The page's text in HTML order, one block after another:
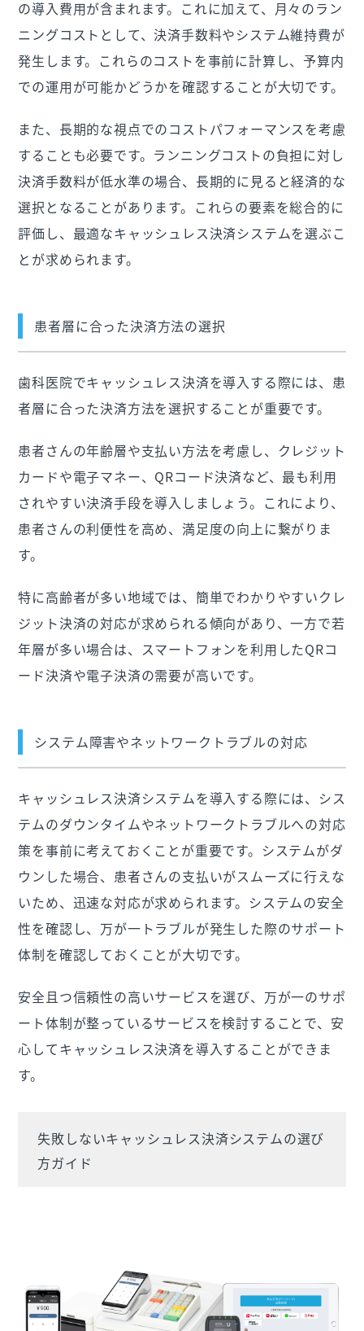
の導入費用が含まれます。これに加えて、月々のラン
ニングコストとして、決済手数料やシステム維持費が
発生します。これらのコストを事前に計算し、予算内
での運用が可能かどうかを確認することが大切です。
また、長期的な視点でのコストパフォーマンスを考慮
することも必要です。ランニングコストの負担に対し
決済手数料が低水準の場合、長期的に見ると経済的な
選択となることがあります。これらの要素を総合的に
評価し、最適なキャッシュレス決済システムを選ぶこ
とが求められます。
患者層に合った決済方法の選択
歯科医院でキャッシュレス決済を導入する際には、患
者層に合った決済方法を選択することが重要です。
患者さんの年齢層や支払い方法を考慮し、クレジット
カードや電子マネー、QRコード決済など、最も利用
されやすい決済手段を導入しましょう。これにより、
患者さんの利便性を高め、満足度の向上に繋がりま
す。
特に高齢者が多い地域では、簡単でわかりやすいクレ
ジット決済の対応が求められる傾向があり、一方で若
年層が多い場合は、スマートフォンを利用したQRコ
ード決済や電子決済の需要が高いです。
システム障害やネットワークトラブルの対応
キャッシュレス決済システムを導入する際には、シス
テムのダウンタイムやネットワークトラブルへの対応
策を事前に考えておくことが重要です。システムがダ
ウンした場合、患者さんの支払いがスムーズに行えな
いため、迅速な対応が求められます。システムの安全
性を確認し、万が一トラブルが発生した際のサポート
体制を確認しておくことが大切です。
安全且つ信頼性の高いサービスを選び、万が一のサポ
ート体制が整っているサービスを検討することで、安
心してキャッシュレス決済を導入することができま
す。
失敗しないキャッシュレス決済システムの選び
方ガイド